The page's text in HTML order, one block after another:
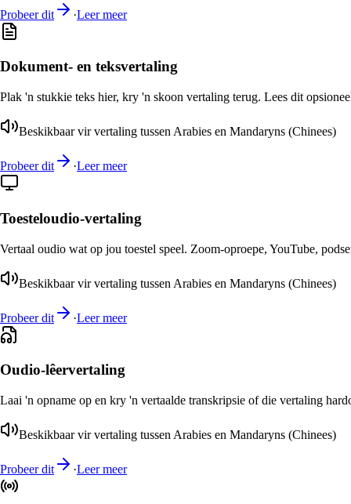
Probeer dit ·Leer meer
Dokument- en teksvertaling
Plak 'n stukkie teks hier, kry 'n skoon vertaling terug. Lees dit
Beskikbaar vir vertaling tussen Arabies en Mandaryns (Chinees)
Probeer dit ·Leer meer
Toesteloudio-vertaling
Vertaal oudio wat op jou toestel speel. Zoom-oproepe, YouTube,
Beskikbaar vir vertaling tussen Arabies en Mandaryns (Chinees)
Probeer dit ·Leer meer
Oudio-lêervertaling
Laai 'n opname op en kry 'n vertaalde transkripsie of die vertaling
Beskikbaar vir vertaling tussen Arabies en Mandaryns (Chinees)
Probeer dit ·Leer meer